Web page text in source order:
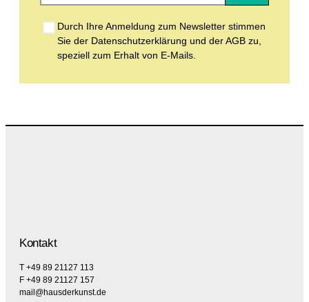
Durch Ihre Anmeldung zum Newsletter stimmen
Sie der Datenschutzerklärung und der AGB zu,
speziell zum Erhalt von E-Mails.
Kontakt
T +49 89 21127 113
F +49 89 21127 157
mail@hausderkunst.de